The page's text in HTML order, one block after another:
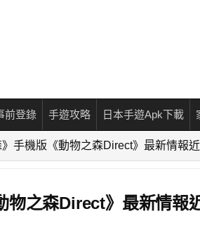
前登錄 手遊攻略 日本手遊Apk下載
手機版《動物之森Direct》最新情報近
物之森Direct》最新情報